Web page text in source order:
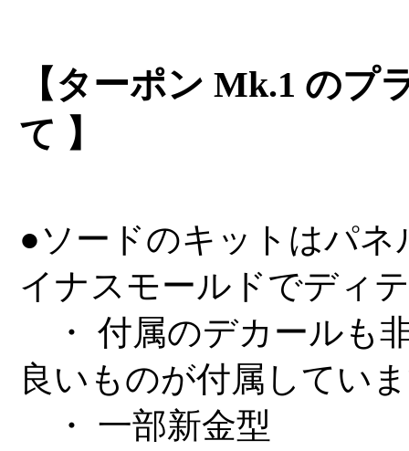
【ターポン Mk.1 のプ
て 】
●ソードのキットはパ
イナスモールドでディ
・ 付属のデカールも
良いものが付属してい
・ 一部新金型